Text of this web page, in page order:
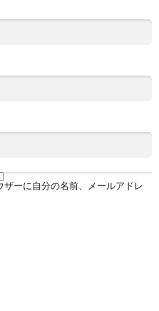
ーに自分の名前、メールアドレ